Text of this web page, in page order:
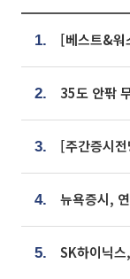
1.
2.
3.
4.
5.